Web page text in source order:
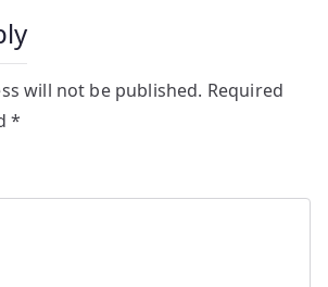
will not be published. Required
*